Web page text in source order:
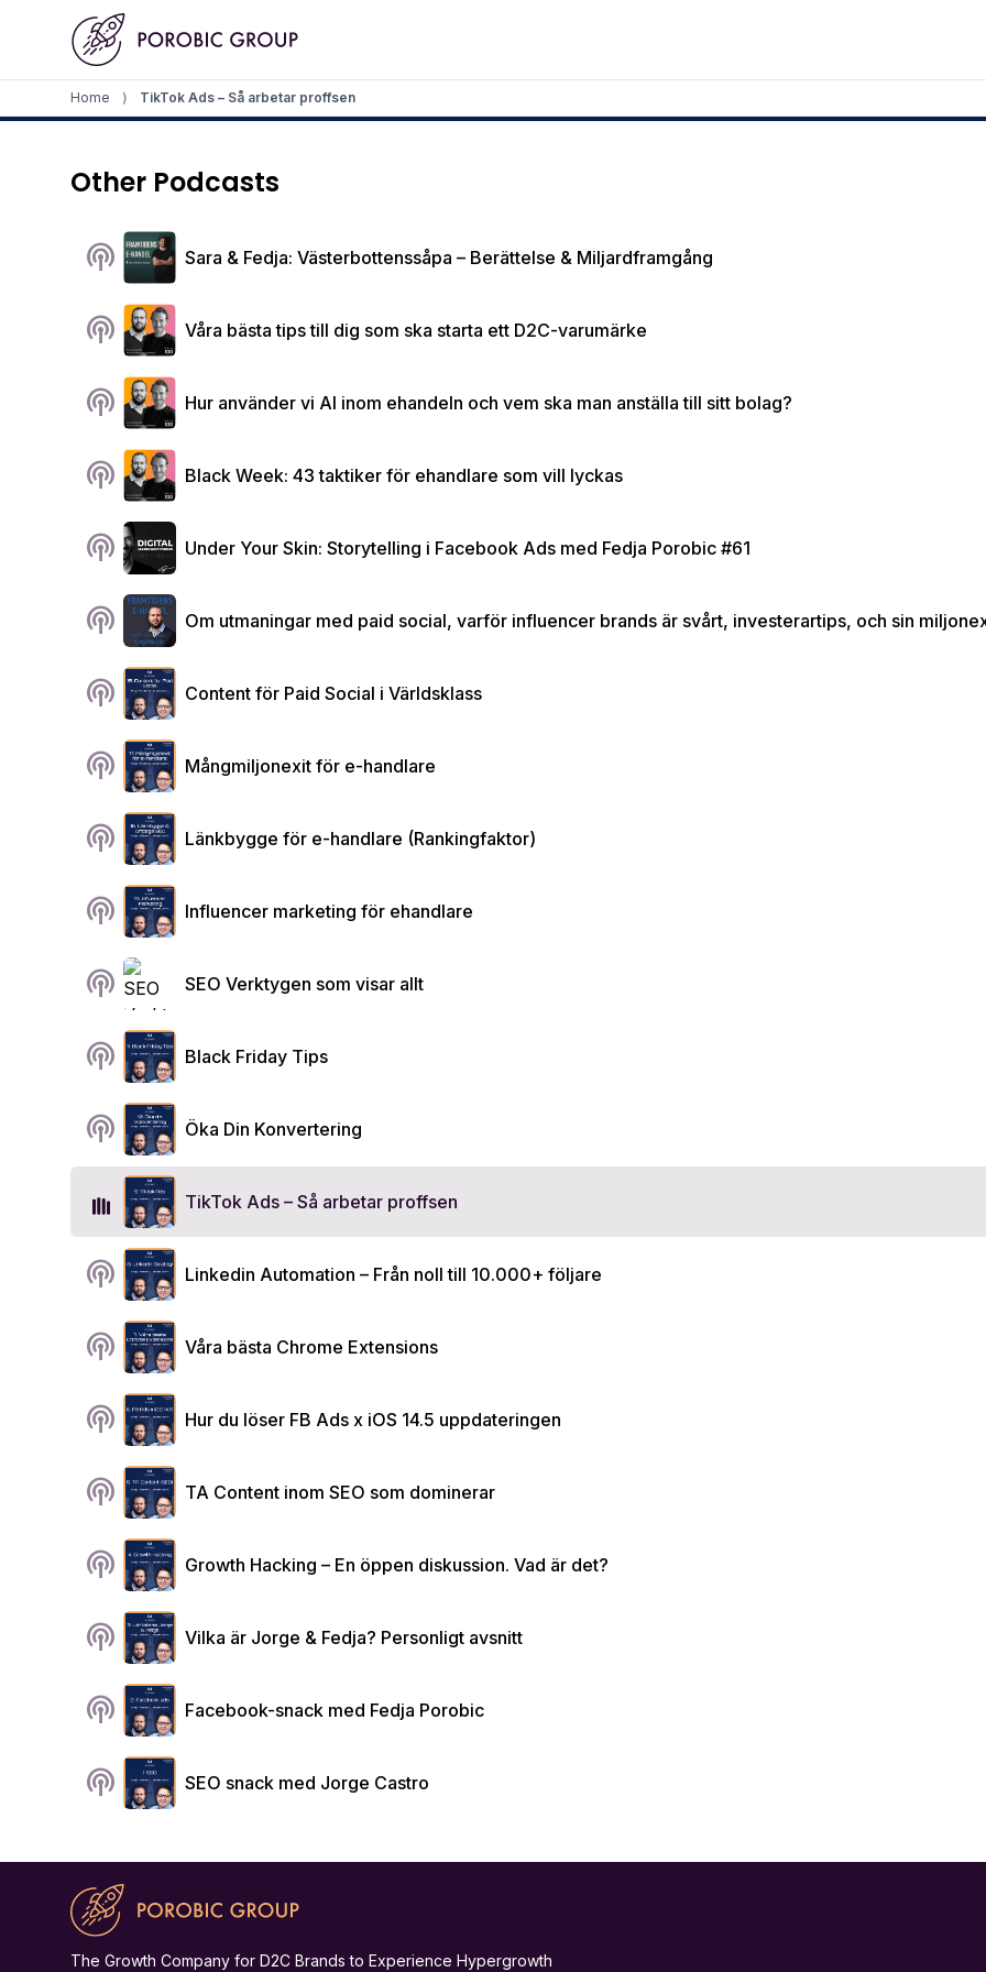
Home
Home ⟩ TikTok Ads – Så arbetar proffsen
Other Podcasts
podcasts Sara & Fedja: Västerbottenssåpa – Berättelse & Miljardframgång
podcasts Våra bästa tips till dig som ska starta ett D2C-varumärke
podcasts Hur använder vi AI inom ehandeln och vem ska man anställa till sitt bolag?
podcasts Black Week: 43 taktiker för ehandlare som vill lyckas
podcasts Under Your Skin: Storytelling i Facebook Ads med Fedja Porobic #61
podcasts Om utmaningar med paid social, varför influencer brands är svårt, investerartips, och sin
podcasts Content för Paid Social i Världsklass
podcasts Mångmiljonexit för e-handlare
podcasts Länkbygge för e-handlare (Rankingfaktor)
podcasts Influencer marketing för ehandlare
podcasts SEO Verktygen som visar allt
podcasts Black Friday Tips
podcasts Öka Din Konvertering
TikTok Ads – Så arbetar proffsen
podcasts Linkedin Automation – Från noll till 10.000+ följare
podcasts Våra bästa Chrome Extensions
podcasts Hur du löser FB Ads x iOS 14.5 uppdateringen
podcasts TA Content inom SEO som dominerar
podcasts Growth Hacking – En öppen diskussion. Vad är det?
podcasts Vilka är Jorge & Fedja? Personligt avsnitt
podcasts Facebook-snack med Fedja Porobic
podcasts SEO snack med Jorge Castro
The Growth Company for D2C Brands to Experience Hypergrowth